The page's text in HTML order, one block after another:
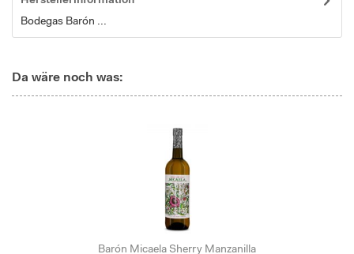
Bodegas Barón ...
Da wäre noch was:
Barón Micaela Sherry Manzanilla